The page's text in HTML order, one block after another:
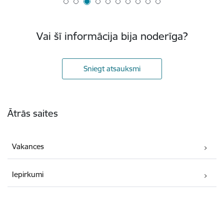
Vai šī informācija bija noderīga?
Sniegt atsauksmi
Ātrās saites
Vakances
Iepirkumi